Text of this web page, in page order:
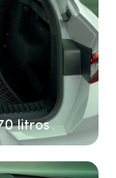
litros